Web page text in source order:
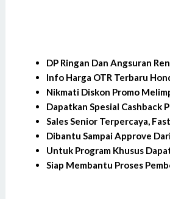
DP Ringan Dan Angsuran
Info Harga OTR Terbaru
Nikmati Diskon Promo
Dapatkan Spesial Cashback
Sales Senior Terpercaya,
Dibantu Sampai Approve
Untuk Program Khusus
Siap Membantu Proses